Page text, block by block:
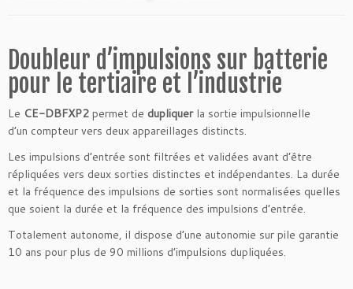
Doubleur d’impulsions sur batterie
pour le tertiaire et l’industrie
Le CE-DBFXP2 permet de dupliquerla sortie impulsionnelle
d’un compteur vers deux appareillages distincts.
Les impulsions d’entrée sont filtrées et validées avant d’être
répliquées vers deux sorties distinctes et indépendantes. La durée
et la fréquence des impulsions de sorties sont normalisées quelles
que soient la durée et la fréquence des impulsions d’entrée.
Totalement autonome, il dispose d’une autonomie sur pile garantie
10 ans pour plus de 90 millions d’impulsions dupliquées.